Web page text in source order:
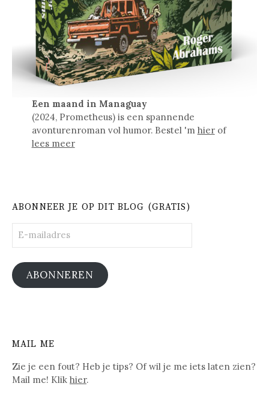
Een maand in Managuay
(2024, Prometheus) is een spannende
avonturenroman vol humor. Bestel 'm hierof
lees meer
ABONNEER JE OP DIT BLOG (GRATIS)
mailadres
ABONNEREN
MAIL ME
Zie je een fout? Heb je tips? Of wil je me iets laten zien?
Mail me! Klik hier.